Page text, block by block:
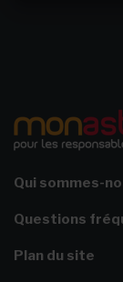
Qui sommes-
Questions
Plan du site